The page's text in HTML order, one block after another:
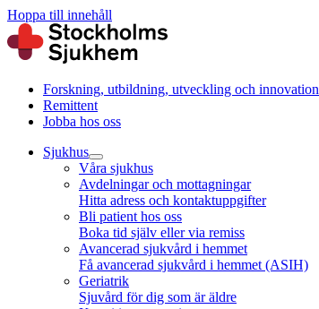
Hoppa till innehåll
Forskning, utbildning, utveckling och innovation
Remittent
Jobba hos oss
Sjukhus
Våra sjukhus
Avdelningar och mottagningar
Hitta adress och kontaktuppgifter
Bli patient hos oss
Boka tid själv eller via remiss
Avancerad sjukvård i hemmet
Få avancerad sjukvård i hemmet (ASIH)
Geriatrik
Sjuvård för dig som är äldre